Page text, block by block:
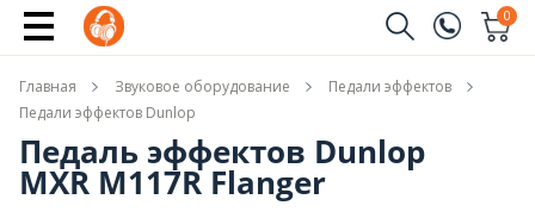
(096)
(044)
0
Имя
Телефон
Главная Звуковое оборудование
Педали эффектов
Педали эффектов Dunlop
Педаль эффектов Dunlop
MXR M117R Flanger
Сообщить о поступлении